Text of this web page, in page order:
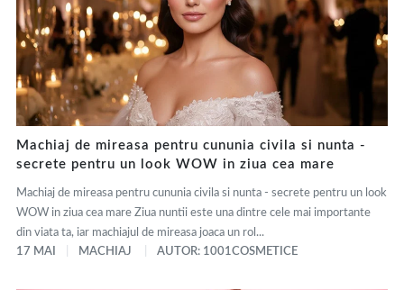
Machiaj de mireasa pentru cununia civila si nunta -
secrete pentru un look WOW in ziua cea mare
Machiaj de mireasa pentru cununia civila si nunta - secrete pentru un look
WOW in ziua cea mare Ziua nuntii este una dintre cele mai importante
din viata ta, iar machiajul de mireasa joaca un rol...
17 MAI
MACHIAJ AUTOR: 1001COSMETICE